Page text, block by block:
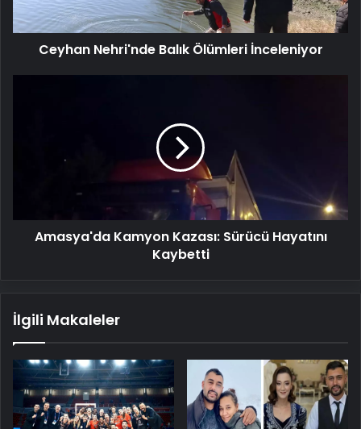
Ceyhan Nehri'nde Balık Ölümleri İnceleniyor
Amasya'da Kamyon Kazası: Sürücü Hayatını
Kaybetti
İlgili Makaleler